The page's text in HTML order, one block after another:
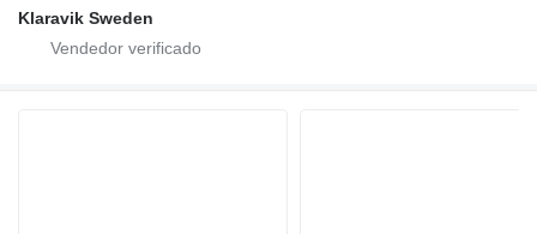
Klaravik Sweden